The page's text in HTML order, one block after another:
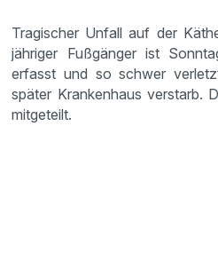
Tragischer Unfall auf der
jähriger Fußgänger ist
erfasst und so schwer
später Krankenhaus verstarb.
mitgeteilt.